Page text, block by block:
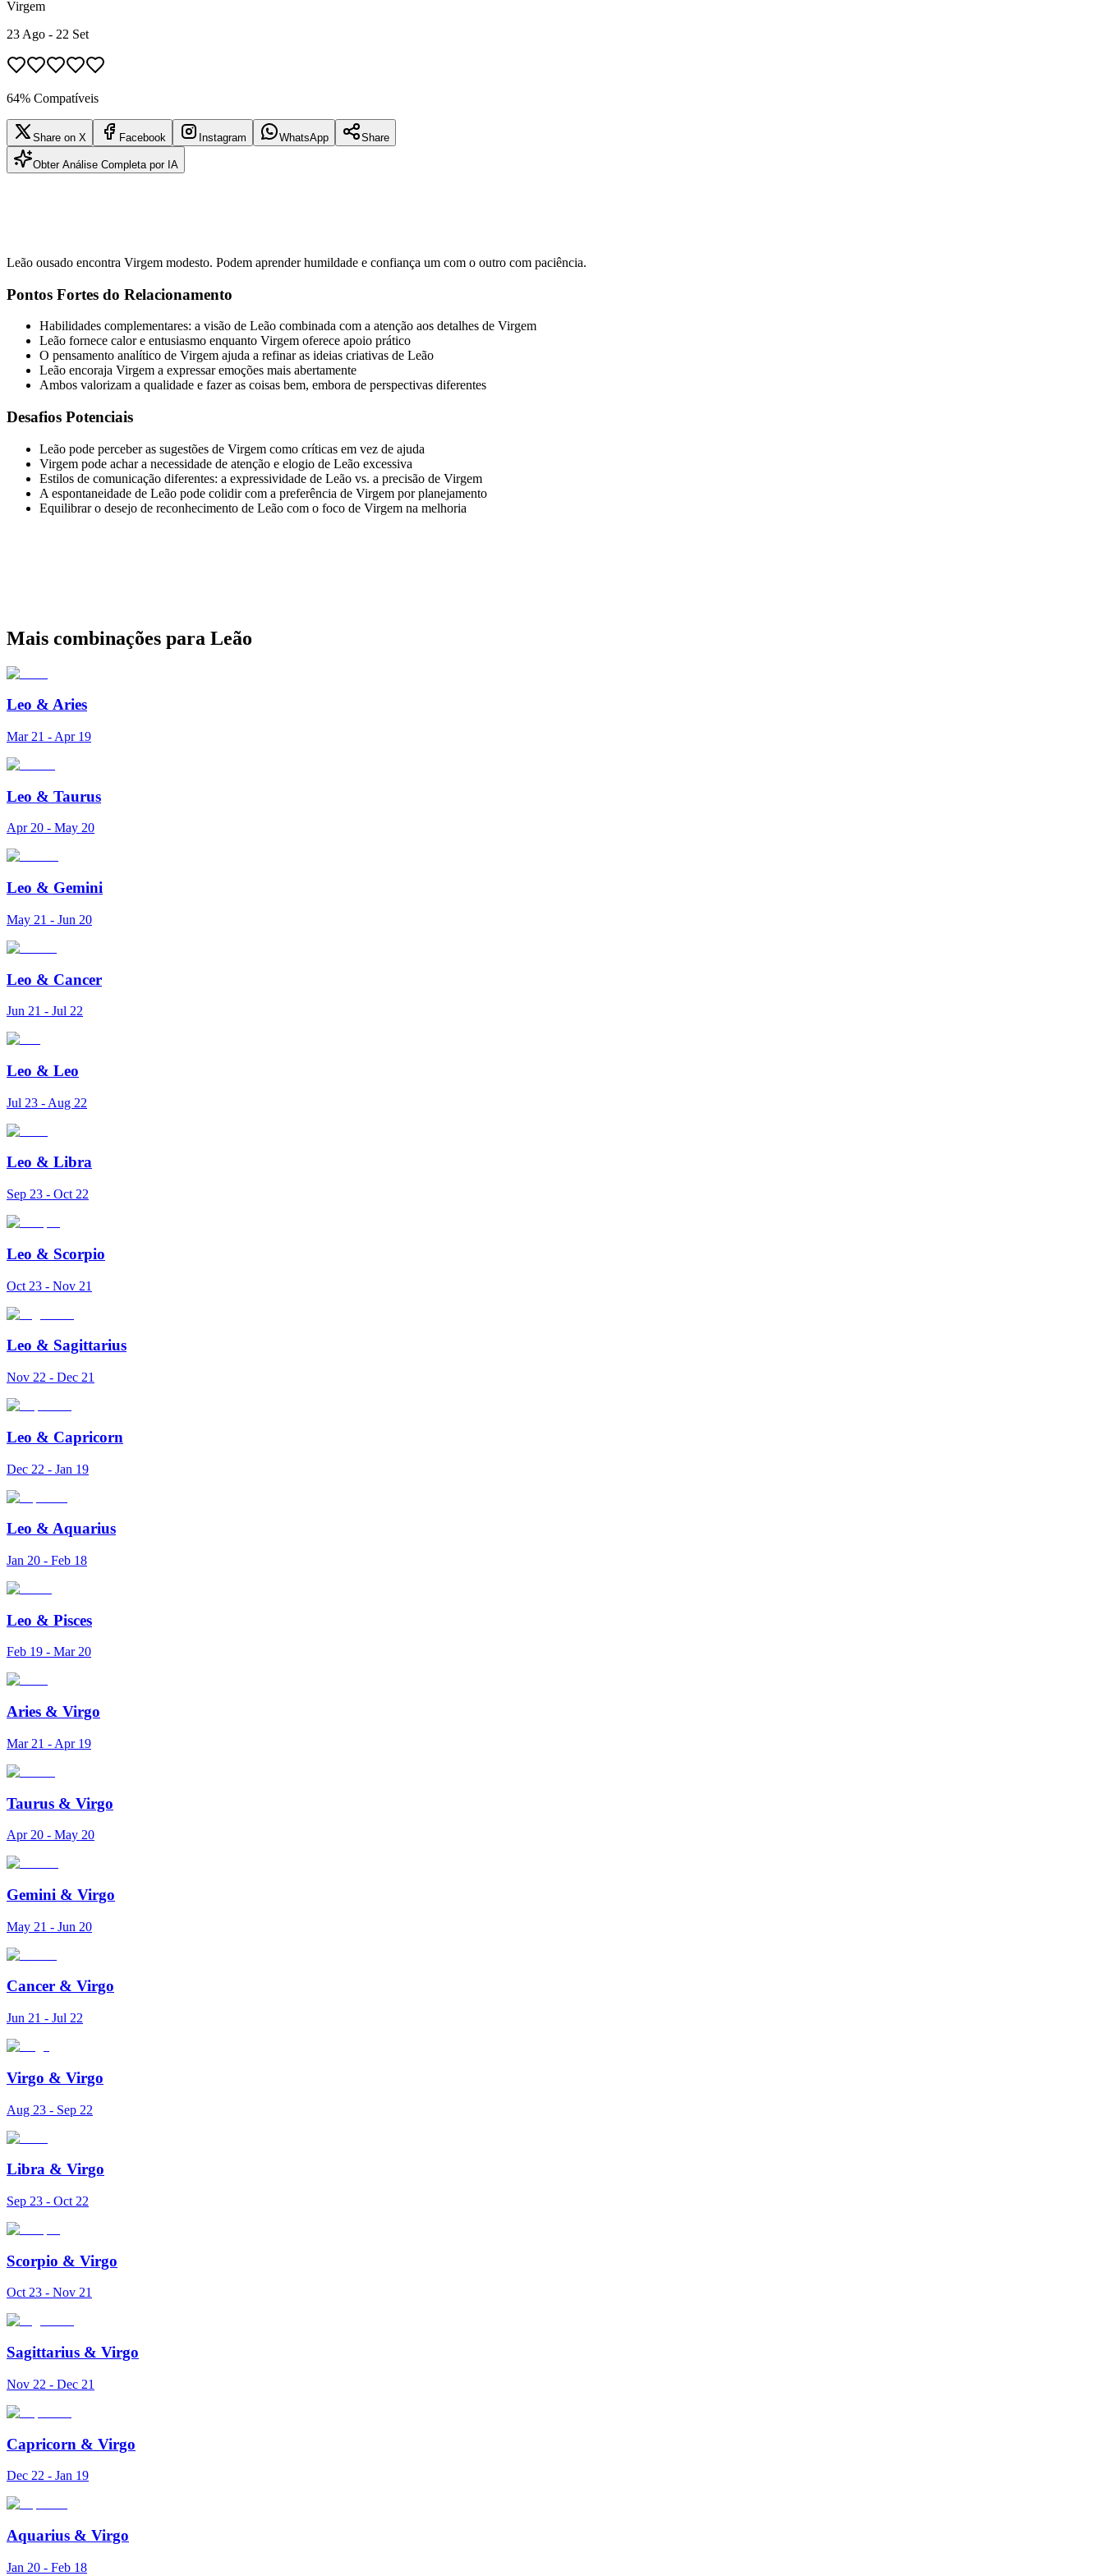
Virgem
23 Ago - 22 Set
64% Compatíveis
Share on X Facebook Instagram WhatsApp Share
Obter Análise Completa por IA
Leão ousado encontra Virgem modesto. Podem aprender humildade e confiança um com o outro com paciência.
Pontos Fortes do Relacionamento
Habilidades complementares: a visão de Leão combinada com a atenção aos detalhes de Virgem
Leão fornece calor e entusiasmo enquanto Virgem oferece apoio prático
O pensamento analítico de Virgem ajuda a refinar as ideias criativas de Leão
Leão encoraja Virgem a expressar emoções mais abertamente
Ambos valorizam a qualidade e fazer as coisas bem, embora de perspectivas diferentes
Desafios Potenciais
Leão pode perceber as sugestões de Virgem como críticas em vez de ajuda
Virgem pode achar a necessidade de atenção e elogio de Leão excessiva
Estilos de comunicação diferentes: a expressividade de Leão vs. a precisão de Virgem
A espontaneidade de Leão pode colidir com a preferência de Virgem por planejamento
Equilibrar o desejo de reconhecimento de Leão com o foco de Virgem na melhoria
Mais combinações para Leão
Leo & Aries
Mar 21 - Apr 19
Leo & Taurus
Apr 20 - May 20
Leo & Gemini
May 21 - Jun 20
Leo & Cancer
Jun 21 - Jul 22
Leo & Leo
Jul 23 - Aug 22
Leo & Libra
Sep 23 - Oct 22
Leo & Scorpio
Oct 23 - Nov 21
Leo & Sagittarius
Nov 22 - Dec 21
Leo & Capricorn
Dec 22 - Jan 19
Leo & Aquarius
Jan 20 - Feb 18
Leo & Pisces
Feb 19 - Mar 20
Aries & Virgo
Mar 21 - Apr 19
Taurus & Virgo
Apr 20 - May 20
Gemini & Virgo
May 21 - Jun 20
Cancer & Virgo
Jun 21 - Jul 22
Virgo & Virgo
Aug 23 - Sep 22
Libra & Virgo
Sep 23 - Oct 22
Scorpio & Virgo
Oct 23 - Nov 21
Sagittarius & Virgo
Nov 22 - Dec 21
Capricorn & Virgo
Dec 22 - Jan 19
Aquarius & Virgo
Jan 20 - Feb 18